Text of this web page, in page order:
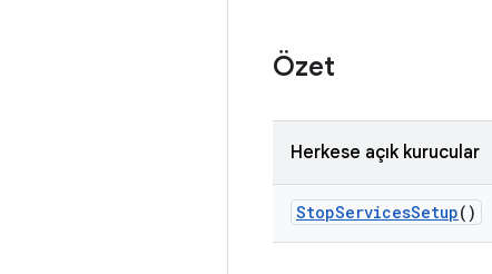
Özet
Herkese açık kurucular
StopServicesSetup()